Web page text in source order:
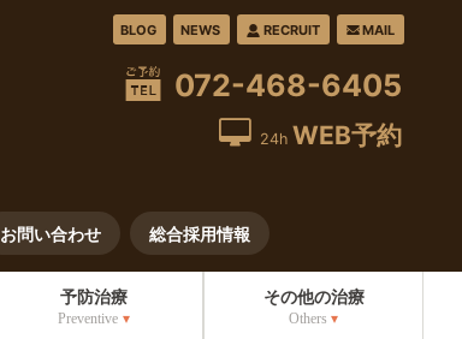
BLOG NEWS RECRUIT MAIL
072-468-6405
24h WEB予約
予防治療
Preventive
その他の治療
Others
お問い合わせ 総合採用情報